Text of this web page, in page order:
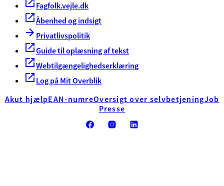
Fagfolk.vejle.dk
Åbenhed og indsigt
Privatlivspolitik
Guide til oplæsning af tekst
Webtilgængelighedserklæring
Log på Mit Overblik
Akut hjælpEAN-numreOversigt over selvbetjeningJob
Presse